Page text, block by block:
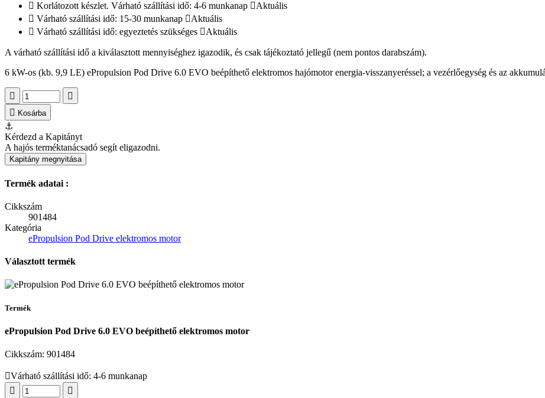
Korlátozott készlet. Várható szállítási idő: 4-6 munkanap
Aktuális
Várható szállítási idő: 15-30 munkanap
Aktuális
Várható szállítási idő: egyeztetés szükséges
Aktuális
A várható szállítási idő a kiválasztott mennyiséghez igazodik, és csak tájékoztató jellegű (nem pontos darabszám).
6 kW-os (kb. 9,9 LE) ePropulsion Pod Drive 6.0 EVO beépíthető elektromos hajómotor energia-visszanyeréssel; a vezérlőegység és az
Kosárba
⚓
Kérdezd a Kapitányt
A hajós terméktanácsadó segít eligazodni.
Kapitány megnyitása
Termék adatai :
Cikkszám
901484
Kategória
ePropulsion Pod Drive elektromos motor
Választott termék
Termék
ePropulsion Pod Drive 6.0 EVO beépíthető elektromos motor
Cikkszám: 901484
Várható szállítási idő: 4-6 munkanap